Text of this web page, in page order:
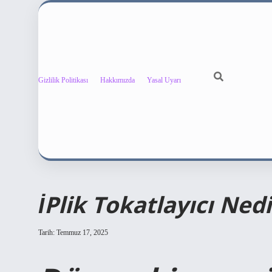
Gizlilik Politikası Hakkımızda Yasal Uyarı
İPlik Tokatlayıcı
Tarih: Temmuz 17, 2025